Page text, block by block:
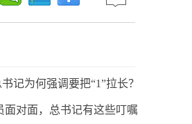
记为何强调要把“1”拉长？
面对面，总书记有这些叮嘱